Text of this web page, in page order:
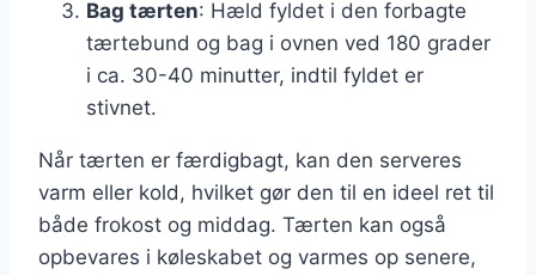
Bag tærten: Hæld fyldet i den forbagte
tærtebund og bag i ovnen ved 180 grader
i ca. 30-40 minutter, indtil fyldet er
stivnet.
Når tærten er færdigbagt, kan den serveres
varm eller kold, hvilket gør den til en ideel ret til
både frokost og middag. Tærten kan også
opbevares i køleskabet og varmes op senere,